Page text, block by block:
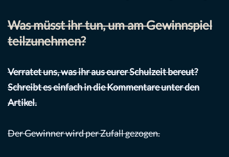
Was müsst ihr tun, um am Gewinnspiel
teilzunehmen?
Verratet uns, was ihr aus eurer Schulzeit bereut?
Schreibt es einfach in die Kommentare unter den
Artikel.
Der Gewinner wird per Zufall gezogen.